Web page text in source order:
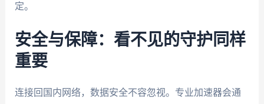
定。
安全与保障：看不见的守护同样
重要
连接回国内网络，数据安全不容忽视。专业加速器会通